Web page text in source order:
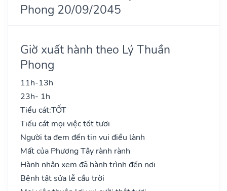
Phong 20/09/2045
Giờ xuất hành theo Lý Thuần
Phong
11h-13h
23h- 1h
Tiểu cát:TỐT
Tiểu cát mọi việc tốt tươi
Người ta đem đến tin vui điều lành
Mất của Phương Tây rành rành
Hành nhân xem đã hành trình đến nơi
Bệnh tật sửa lễ cầu trời